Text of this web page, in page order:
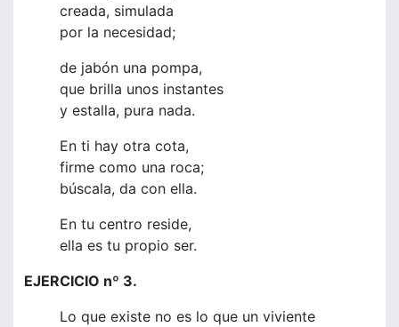
creada, simulada
por la necesidad;
de jabón una pompa,
que brilla unos instantes
y estalla, pura nada.
En ti hay otra cota,
firme como una roca;
búscala, da con ella.
En tu centro reside,
ella es tu propio ser.
EJERCICIO nº 3.
Lo que existe no es lo que un viviente